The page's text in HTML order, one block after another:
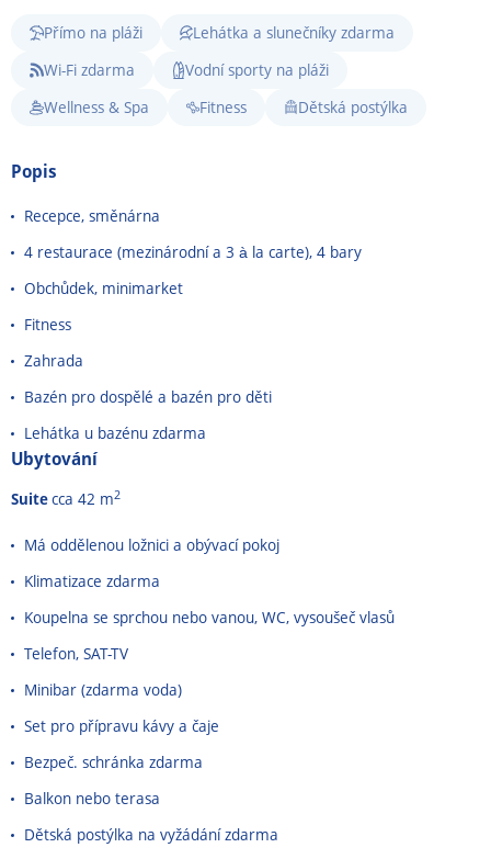
Přímo na pláži
Lehátka a slunečníky zdarma
Wi-Fi zdarma
Vodní sporty na pláži
Wellness & Spa
Fitness Dětská postýlka
Popis
Recepce, směnárna
4 restaurace (mezinárodní a 3 à la carte), 4 bary
Obchůdek, minimarket
Fitness
Zahrada
Bazén pro dospělé a bazén pro děti
Lehátka u bazénu zdarma
Ubytování
Suitecca 42 m2
Má oddělenou ložnici a obývací pokoj
Klimatizace zdarma
Koupelna se sprchou nebo vanou, WC, vysoušeč vlasů
Telefon, SAT-TV
Minibar (zdarma voda)
Set pro přípravu kávy a čaje
Bezpeč. schránka zdarma
Balkon nebo terasa
Dětská postýlka na vyžádání zdarma